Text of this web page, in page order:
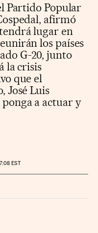
Partido Popular
afirmó
lugar en
los países
G-20, junto
la crisis
que el
José Luis
a actuar y
EST